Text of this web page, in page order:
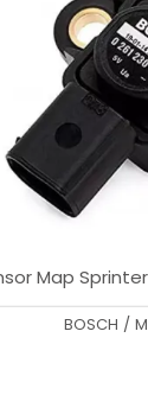
Map
BOSCH /